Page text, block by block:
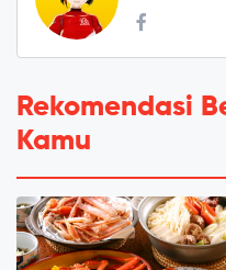
Rekomendasi
Kamu